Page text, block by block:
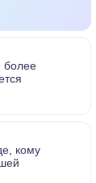
более
кому